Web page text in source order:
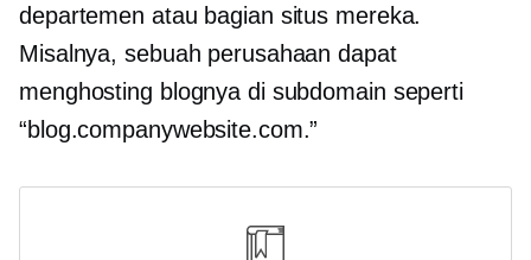
departemen atau bagian situs mereka.
Misalnya, sebuah perusahaan dapat
menghosting blognya di subdomain seperti
“blog.companywebsite.com.”